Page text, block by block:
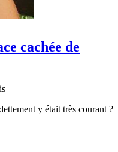
cachée de
y était très courant ?